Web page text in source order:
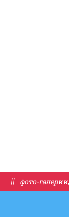
# фото-галерии,